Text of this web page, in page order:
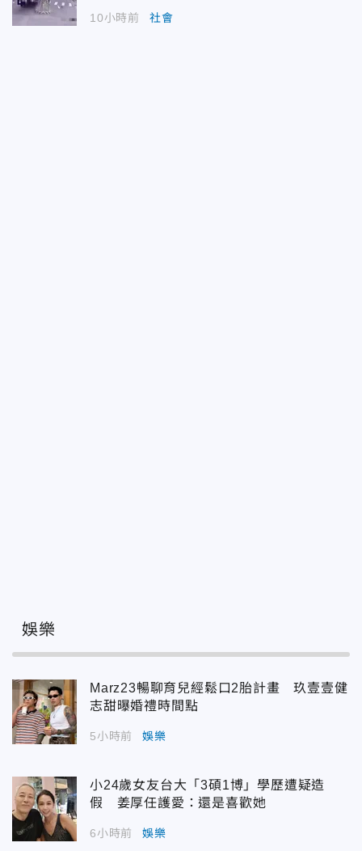
10小時前 社會
娛樂
Marz23暢聊育兒經鬆口2胎計畫 玖壹壹健
志甜曝婚禮時間點
5小時前 娛樂
小24歲女友台大「3碩1博」學歷遭疑造
假 姜厚任護愛：還是喜歡她
6小時前 娛樂